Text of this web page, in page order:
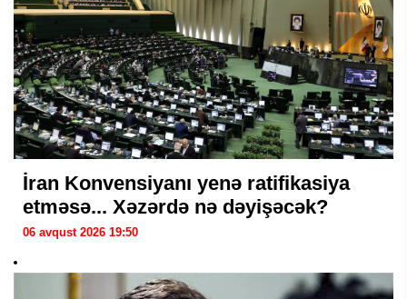
İran Konvensiyanı yenə ratifikasiya
etməsə... Xəzərdə nə dəyişəcək?
06 avqust 2026 19:50